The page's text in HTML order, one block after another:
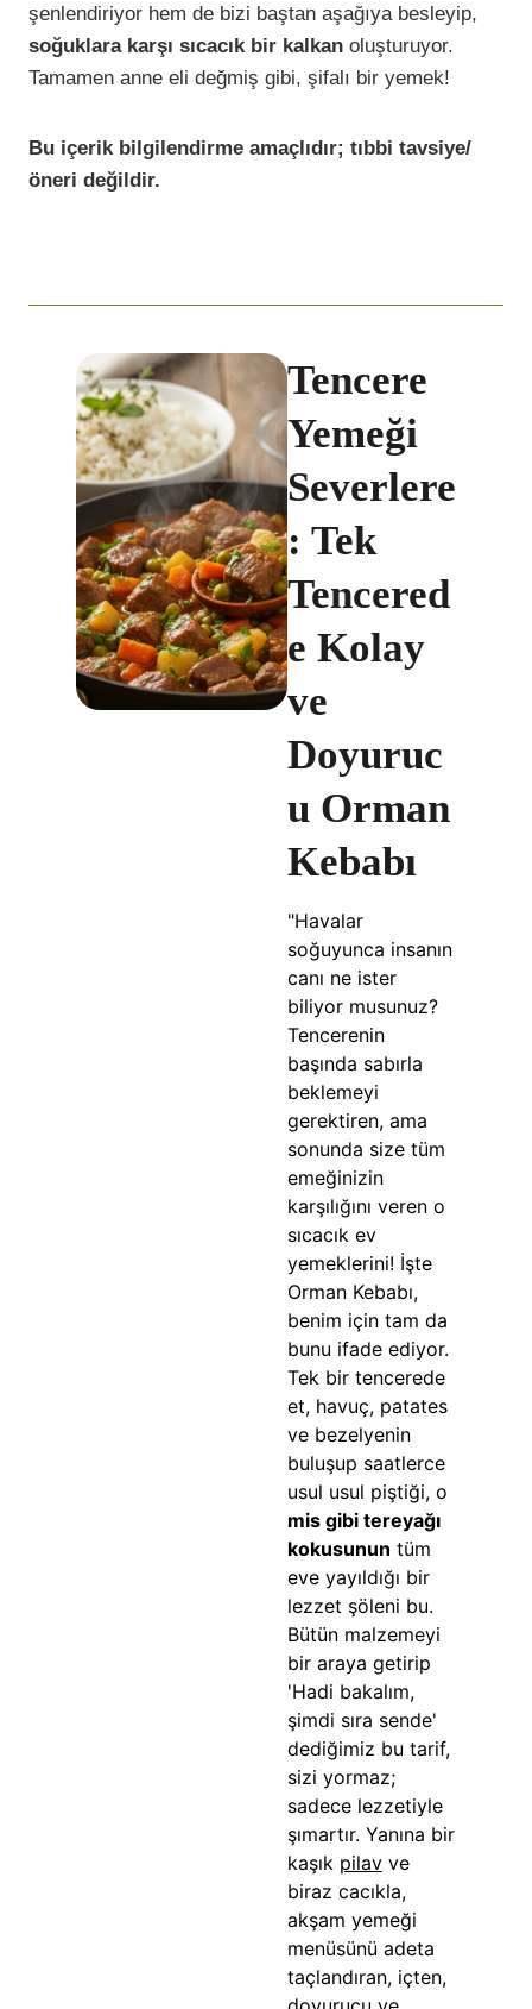
şenlendiriyor hem de bizi baştan aşağıya besleyip,
soğuklara karşı sıcacık bir kalkan oluşturuyor.
Tamamen anne eli değmiş gibi, şifalı bir yemek!
Bu içerik bilgilendirme amaçlıdır; tıbbi tavsiye/
öneri değildir.
Tencere
Yemeği
Severlere
: Tek
Tencered
e Kolay
ve
Doyuruc
u Orman
Kebabı
"Havalar
soğuyunca insanın
canı ne ister
biliyor musunuz?
Tencerenin
başında sabırla
beklemeyi
gerektiren, ama
sonunda size tüm
emeğinizin
karşılığını veren o
sıcacık ev
yemeklerini! İşte
Orman Kebabı,
benim için tam da
bunu ifade ediyor.
Tek bir tencerede
et, havuç, patates
ve bezelyenin
buluşup saatlerce
usul usul piştiği, o
mis gibi tereyağı
kokusunun tüm
eve yayıldığı bir
lezzet şöleni bu.
Bütün malzemeyi
bir araya getirip
'Hadi bakalım,
şimdi sıra sende'
dediğimiz bu tarif,
sizi yormaz;
sadece lezzetiyle
şımartır. Yanına bir
kaşık pilavve
biraz cacıkla,
akşam yemeği
menüsünü adeta
taçlandıran, içten,